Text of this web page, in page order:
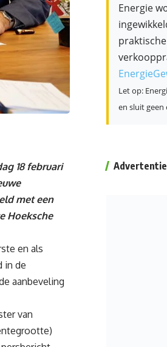
18 februari
met een
Hoeksche
en als
in de
aanbeveling
van
Energie
Let op:
en sluit geen
Advertentie